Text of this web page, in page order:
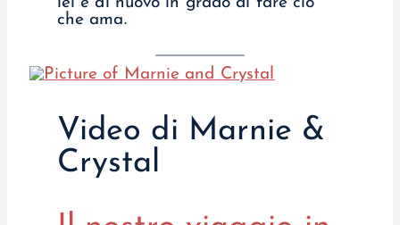
lei è di nuovo in grado di fare ciò
che ama.
Video di Marnie &
Crystal